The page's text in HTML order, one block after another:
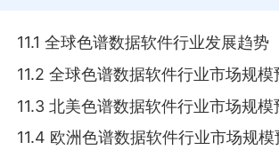
11.1 全球色谱数据软件行业发展趋势
11.2 全球色谱数据软件行业市场规模
11.3 北美色谱数据软件行业市场规模
11.4 欧洲色谱数据软件行业市场规模